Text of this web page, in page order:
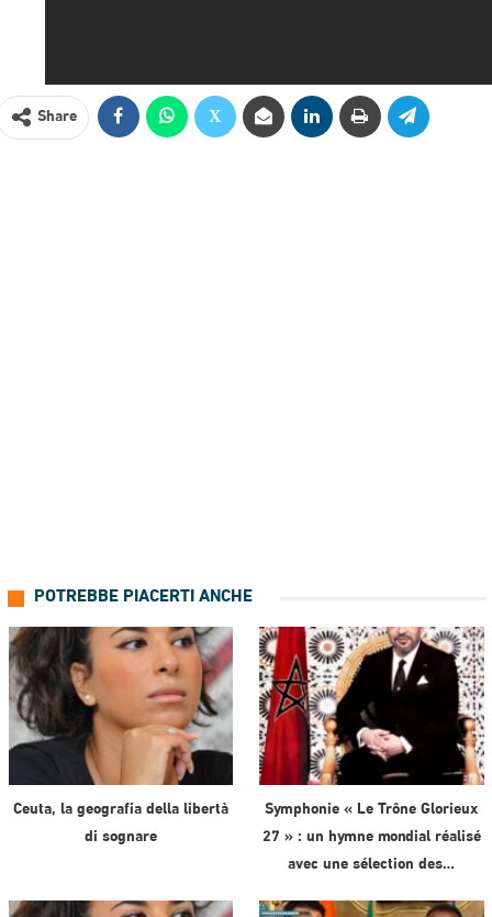
Share
POTREBBE PIACERTI ANCHE
Ceuta, la geografia della libertà
di sognare
Symphonie « Le Trône Glorieux
27 » : un hymne mondial réalisé
avec une sélection des…